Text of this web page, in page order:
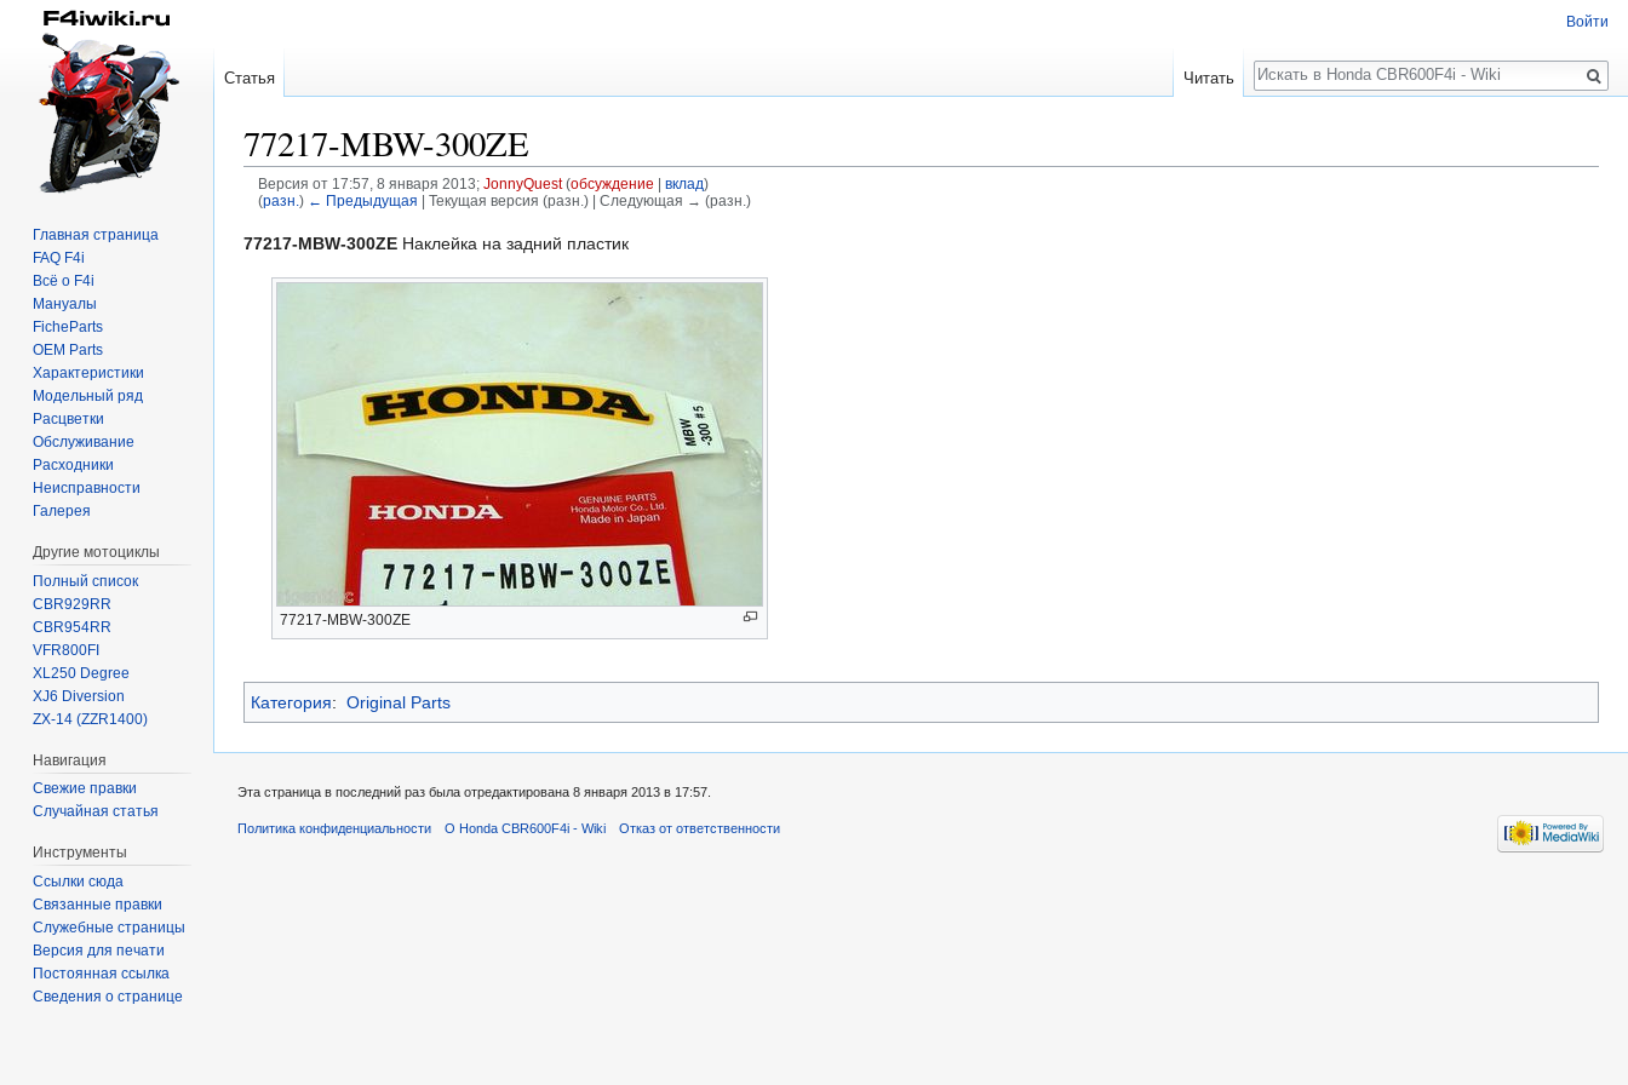
77217-MBW-300ZE
Версия от 17:57, 8 января 2013; JonnyQuest (обсуждение вклад)
(разн. ) ← Предыдущая | Текущая версия (разн.) | Следующая → (разн.)
Перейти
Перейти
77217-MBW-300ZE Наклейка на задний пластик
77217-MBW-300ZE
Категория: Original Parts
Войти
Статья Читать
Поиск
Главная страница
FAQ F4i
Всё о F4i
Мануалы
FicheParts
OEM Parts
Характеристики
Модельный ряд
Расцветки
Обслуживание
Расходники
Неисправности
Галерея
Другие мотоциклы
Полный список
CBR929RR
CBR954RR
VFR800FI
XL250 Degree
XJ6 Diversion
ZX-14 (ZZR1400)
Навигация
Свежие правки
Случайная статья
Инструменты
Ссылки сюда
Связанные правки
Служебные страницы
Версия для печати
Постоянная ссылка
Сведения о странице
Эта страница в последний раз была отредактирована 8 января 2013 в 17:57.
Политика конфиденциальности О Honda CBR600F4i - Wiki Отказ от ответственности